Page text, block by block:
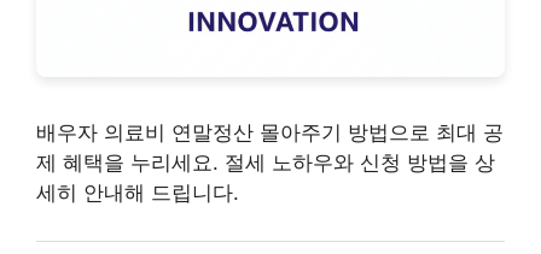
배우자 의료비 연말정산 몰아주기 방법으로 최대 공
제 혜택을 누리세요. 절세 노하우와 신청 방법을 상
세히 안내해 드립니다.